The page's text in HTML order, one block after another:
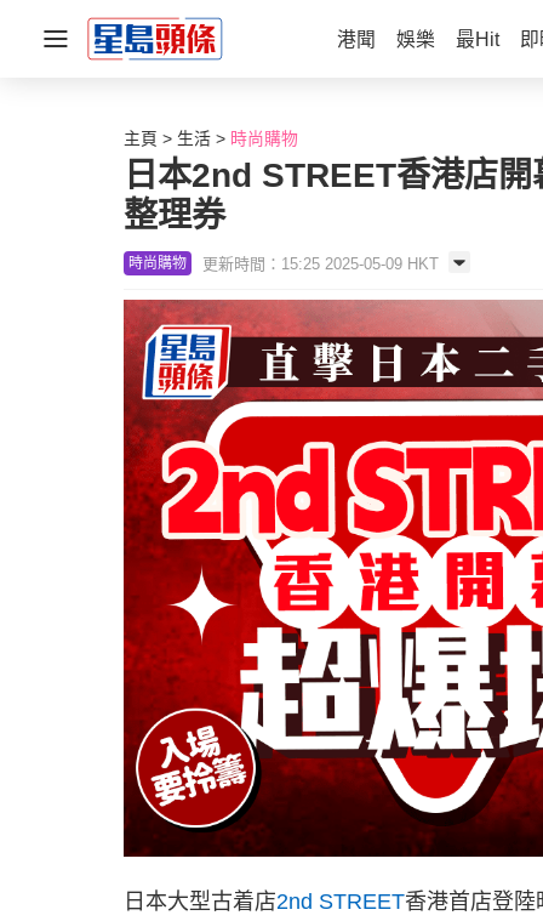
港聞 娛樂 最Hit
主頁 生活 時尚購物
日本2nd STREET香港店
整理券
時尚購物 更新時間：15:25 2025-05-09 HKT
日本大型古着店2nd STREET香港首店登